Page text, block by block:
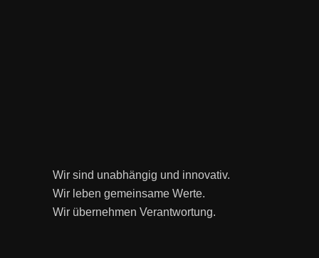
Wir sind unabhängig und innovativ.
Wir leben gemeinsame Werte.
Wir übernehmen Verantwortung.